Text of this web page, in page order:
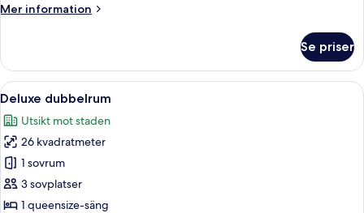
Mer information
Mer
Deluxe
Se priser
Öppna
alla
foton
för
Deluxe
dubbelrum
Ett hotellrum med en säng i trä, ett
14
Deluxe dubbelrum
Utsikt mot staden
26 kvadratmeter
1 sovrum
3 sovplatser
1 queensize-säng